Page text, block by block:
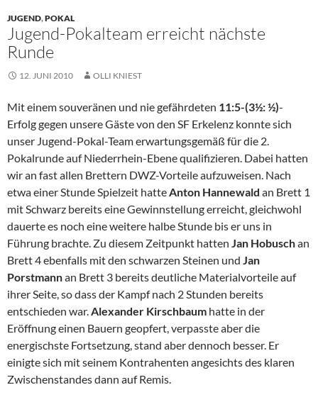
JUGEND,POKAL
Jugend-Pokalteam erreicht nächste
Runde
12. JUNI 2010 OLLI KNIEST
Mit einem souveränen und nie gefährdeten 11:5-(3½: ½)-
Erfolg gegen unsere Gäste von den SF Erkelenz konnte sich
unser Jugend-Pokal-Team erwartungsgemäß für die 2.
Pokalrunde auf Niederrhein-Ebene qualifizieren. Dabei hatten
wir an fast allen Brettern DWZ-Vorteile aufzuweisen. Nach
etwa einer Stunde Spielzeit hatteAnton Hannewald an Brett 1
mit Schwarz bereits eine Gewinnstellung erreicht, gleichwohl
dauerte es noch eine weitere halbe Stunde bis er uns in
Führung brachte. Zu diesem Zeitpunkt hatten Jan Hobuschan
Brett 4 ebenfalls mit den schwarzen Steinen und Jan
Porstmannan Brett 3 bereits deutliche Materialvorteile auf
ihrer Seite, so dass der Kampf nach 2 Stunden bereits
entschieden war.Alexander Kirschbaum hatte in der
Eröffnung einen Bauern geopfert, verpasste aber die
energischste Fortsetzung, stand aber dennoch besser. Er
einigte sich mit seinem Kontrahenten angesichts des klaren
Zwischenstandes dann auf Remis.